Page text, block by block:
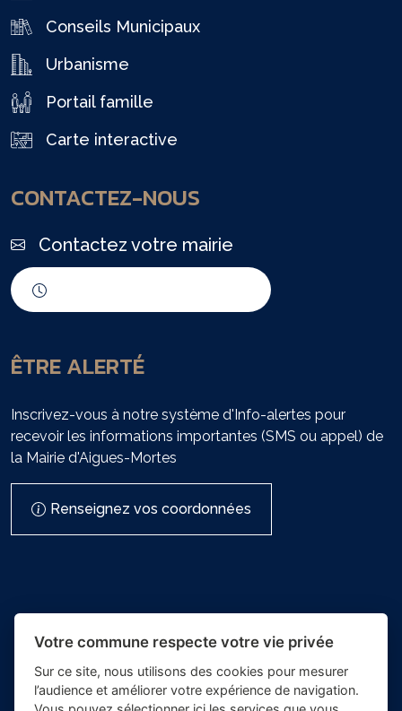
Conseils Municipaux
Urbanisme
Portail famille
Carte interactive
CONTACTEZ-NOUS
Contactez votre mairie
ÊTRE ALERTÉ
Inscrivez-vous à notre système d'Info-alertes pour
recevoir les informations importantes (SMS ou appel) de
la Mairie d'Aigues-Mortes
Renseignez vos coordonnées
- Mairie
Votre commune respecte votre vie privée
Sur ce site, nous utilisons des cookies pour mesurer
l’audience et améliorer votre expérience de navigation.